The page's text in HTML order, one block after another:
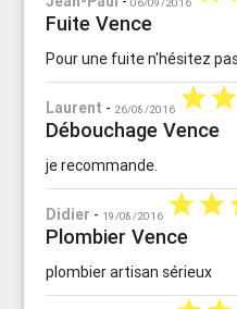
Fuite Vence
Pour une fuite n'hésitez
Laurent - 26/08/2016 starstar
Débouchage Vence
je recommande.
Didier - 19/08/2016 starstar
Plombier Vence
plombier artisan sérieux